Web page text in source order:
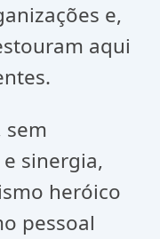
e,
aqui
sem
sinergia,
heróico
pessoal